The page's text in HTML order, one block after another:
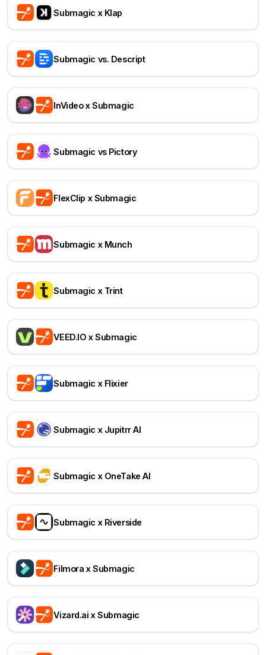
Submagic x Klap
Submagic vs. Descript
InVideo x Submagic
Submagic vs Pictory
FlexClip x Submagic
Submagic x Munch
Submagic x Trint
VEED.IO x Submagic
Submagic x Flixier
Submagic x Jupitrr AI
Submagic x OneTake AI
Submagic x Riverside
Filmora x Submagic
Vizard.ai x Submagic